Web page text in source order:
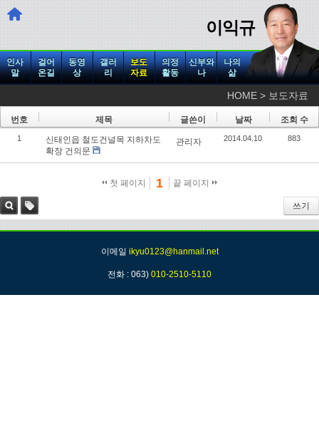
이익규
인사
말
걸어
온길
동영
상
갤러
리
보도
자료
의정
활동
신부와
나
나의
삶
HOME > 보도자료
번호 제목 글쓴이 날짜 조회 수
1
신태인읍 철도건널목 지하차도
확장 건의문
관리자 2014.04.10 883
첫 페이지 1 끝 페이지
쓰기
검색 태그
이메일 ikyu0123@hanmail.net
전화 : 063) 010-2510-5110